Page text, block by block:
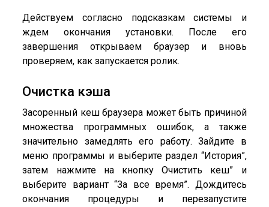
Действуем согласно подсказкам системы и
ждем окончания установки. После его
завершения открываем браузер и вновь
проверяем, как запускается ролик.
Очистка кэша
Засоренный кеш браузера может быть причиной
множества программных ошибок, а также
значительно замедлять его работу. Зайдите в
меню программы и выберите раздел “История”,
затем нажмите на кнопку Очистить кеш” и
выберите вариант “За все время”. Дождитесь
окончания процедуры и перезапустите